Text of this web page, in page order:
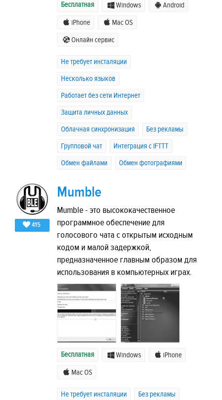
Бесплатная Windows Android
iPhone Mac OS
Онлайн сервис
Не требует инсталяции
Несколько языков
Работает без сети Интернет
Защита личных данных
Облачная синхронизация
Без рекламы
Групповой чат
Интеграция с IFTTT
Обмен файлами
Обмен фотографиями
415
Mumble
Mumble - это высококачественное
программное обеспечение для
голосового чата с открытым исходным
кодом и малой задержкой,
предназначенное главным образом для
использования в компьютерных играх.
Бесплатная Windows iPhone
Mac OS
Не требует инсталяции
Без рекламы